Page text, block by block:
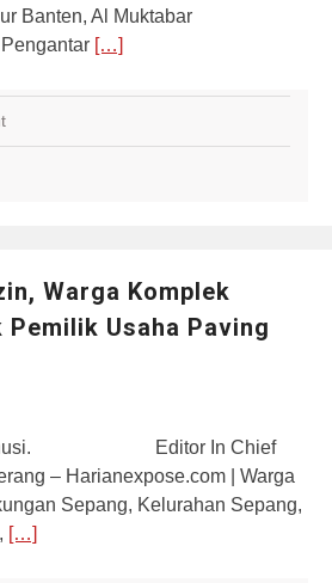
Banten, Al Muktabar
[…]
Warga Komplek
Usaha Paving
Sanusi. Editor In Chief
– Harianexpose.com | Warga
Sepang, Kelurahan Sepang,
[…]